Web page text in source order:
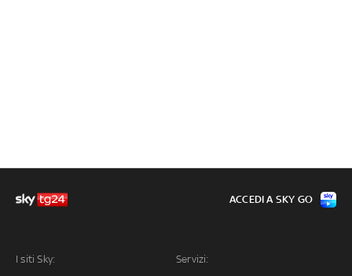
I siti Sky: Servizi:
ACCEDI A SKY GO